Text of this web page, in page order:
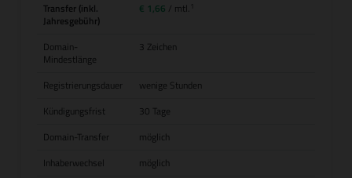
Transfer (inkl.
Jahresgebühr)
€ 1,66 / mtl.
Domain-
Mindestlänge
3 Zeichen
Registrierungsdauer
wenige Stunden
Kündigungsfrist
30 Tage
Domain-Transfer
möglich
Inhaberwechsel
möglich